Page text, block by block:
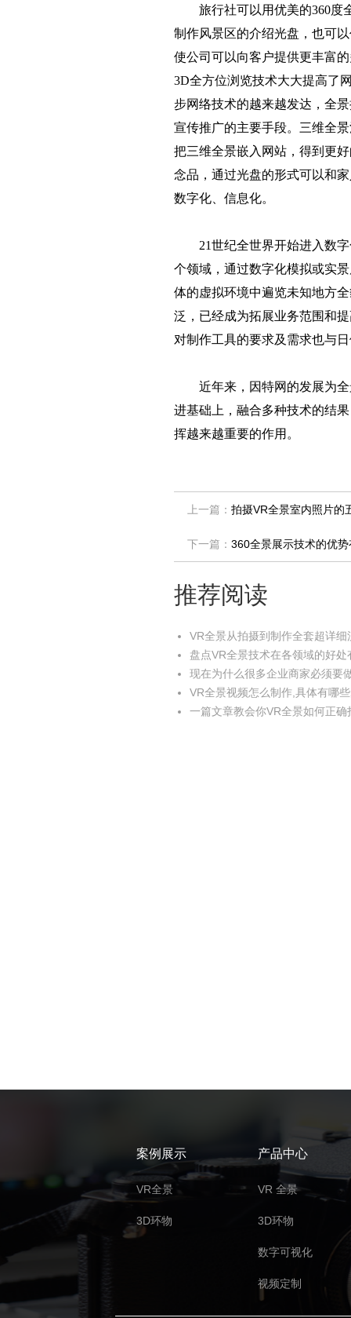
旅行社可以用优美的360度全
制作风景区的介绍光盘，也可
使公司可以向客户提供更丰富
3D全方位浏览技术大大提高了
步网络技术的越来越发达，全
宣传推广的主要手段。三维全
把三维全景嵌入网站，得到更
念品，通过光盘的形式可以和
数字化、信息化。
21世纪全世界开始进入数字
个领域，通过数字化模拟或实
体的虚拟环境中遍览未知地方
泛，已经成为拓展业务范围和
对制作工具的要求及需求也与
近年来，因特网的发展为全
进基础上，融合多种技术的结
挥越来越重要的作用。
上一篇： 拍摄VR全景室内照片的
下一篇： 360全景展示技术的优势
推荐阅读
VR全景从拍摄到制作全套超详细
盘点VR全景技术在各领域的好处
现在为什么很多企业商家必须要
VR全景视频怎么制作,具体有哪
一篇文章教会你VR全景如何正确
案例展示
VR全景
3D环物
产品中心
VR 全景
3D环物
数字可视化
视频定制